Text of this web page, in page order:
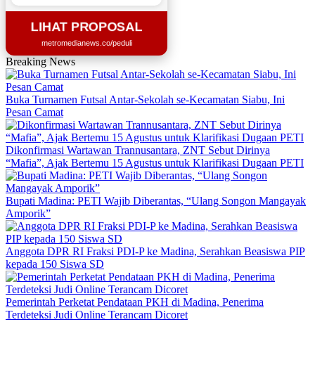
LIHAT PROPOSAL
metromedianews.co/peduli
Breaking News
Buka Turnamen Futsal Antar-Sekolah se-Kecamatan Siabu, Ini
Pesan Camat
Dikonfirmasi Wartawan Trannusantara, ZNT Sebut Dirinya
“Mafia”, Ajak Bertemu 15 Agustus untuk Klarifikasi Dugaan PETI
Bupati Madina: PETI Wajib Diberantas, “Ulang Songon Mangayak
Amporik”
Anggota DPR RI Fraksi PDI-P ke Madina, Serahkan Beasiswa PIP
kepada 150 Siswa SD
Pemerintah Perketat Pendataan PKH di Madina, Penerima
Terdeteksi Judi Online Terancam Dicoret